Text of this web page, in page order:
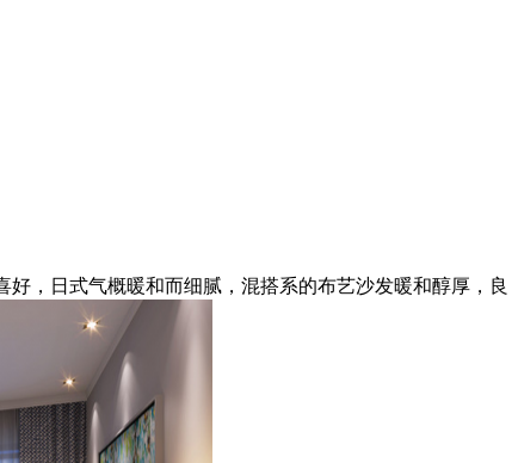
，日式气概暖和而细腻，混搭系的布艺沙发暖和醇厚，良